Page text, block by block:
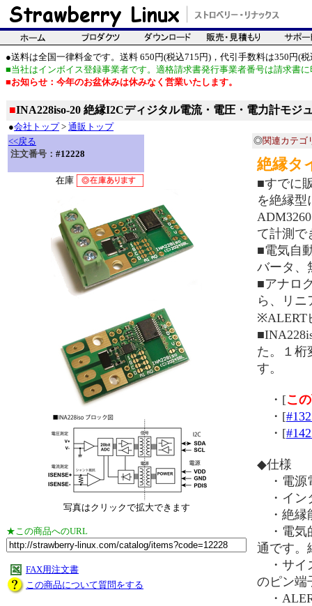
●送料は全国一律料金です。送料 650円(税込715円)，代引手数料は350円(税
■当社はインボイス登録事業者です。適格請求書発行事業者番号は請求書
■お知らせ：今年のお盆休みは休みなく営業いたします。
■INA228iso-20 絶縁I2Cディジタル電流・電圧・電力計モジ
●会社トップ> 通販トップ
<<戻る
注文番号： #12228
在庫
写真はクリックで拡大できます
★この商品へのURL
FAX用注文書
この商品について質問をする
◎関連カテゴ
絶縁タ
■すでに
を絶縁型
て計測で
■電気自
バータ、
■アナロ
ら、リ
※ALERT
た。１桁
す。
・[こ
・[
・[
◆仕様
・電源
・イン
・絶縁
・電気
通です。
・サイ
のピン端
・